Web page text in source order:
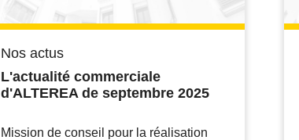
Nos actus
L'actualité commerciale
d'ALTEREA de septembre 2025
Mission de conseil pour la réalisation